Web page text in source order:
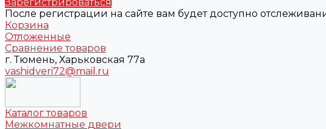
После регистрации на сайте вам будет доступно
Корзина
Отложенные
Сравнение товаров
г. Тюмень, Харьковская 77а
vashidveri72@mail.ru
Каталог товаров
Межкомнатные двери